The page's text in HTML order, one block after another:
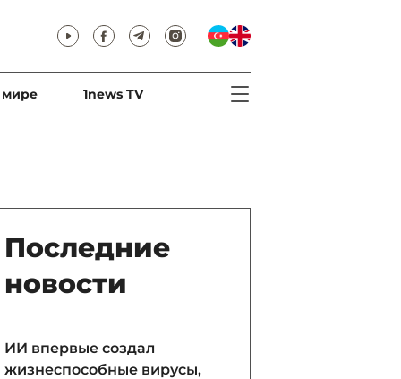
мире 1news TV
Последние
новости
ИИ впервые создал
жизнеспособные вирусы,